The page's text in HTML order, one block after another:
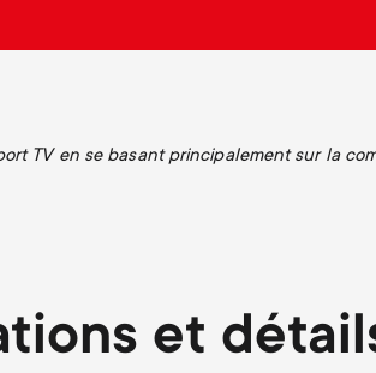
TV en se basant principalement sur la
et